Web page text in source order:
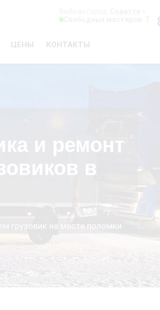
ЦЕНЫ КОНТАКТЫ
и ремонт
в
грузовик на месте поломки